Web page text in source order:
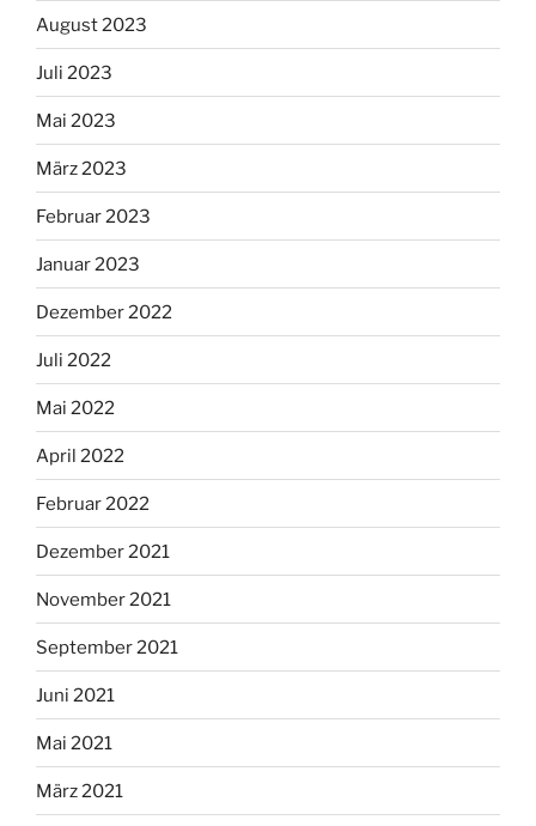
August 2023
Juli 2023
Mai 2023
März 2023
Februar 2023
Januar 2023
Dezember 2022
Juli 2022
Mai 2022
April 2022
Februar 2022
Dezember 2021
November 2021
September 2021
Juni 2021
Mai 2021
März 2021